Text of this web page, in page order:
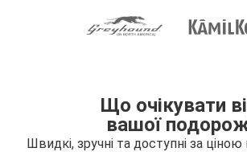
Що очікувати
вашої
Швидкі, зручні та доступні за